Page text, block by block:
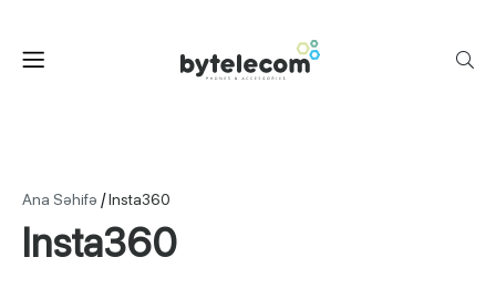
Ana Səhifə /Insta360
Insta360